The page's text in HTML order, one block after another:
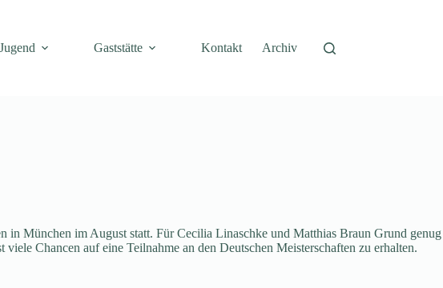
Jugend Gaststätte Kontakt Archiv
in München im August statt. Für Cecilia Linaschke und Matthias Braun Grund genug
Chancen auf eine Teilnahme an den Deutschen Meisterschaften zu erhalten.